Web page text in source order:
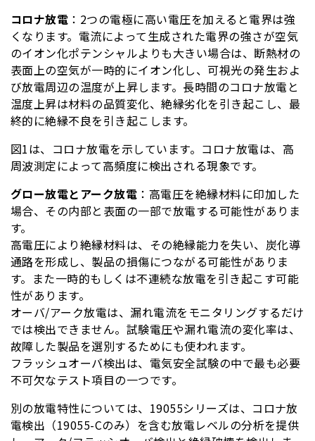
コロナ放電 ：2つの電極に高い電圧を加えると電界は強
くなります。電流によって生成された電界の強さが空気
のイオン化ポテンシャルよりも大きい場合は、断熱材の
表面上の空気が一時的にイオン化し、可視光の発生およ
び放電周辺の温度が上昇します。長時間のコロナ放電と
温度上昇は材料の品質変化、絶縁劣化を引き起こし、最
終的に絶縁不良を引き起こします。
図1は、コロナ放電を示しています。コロナ放電は、高
周波測定によって高頻度に検出される現象です。
グロー放電とアーク放電 ：高電圧を絶縁材料に印加した
場合、その内部と表面の一部で放電する可能性がありま
す。
高電圧により絶縁材料は、その絶縁能力を失い、炭化導
通路を形成し、製品の損傷につながる可能性がありま
す。また一時的もしくは不連続な放電を引き起こす可能
性があります。
オーバ/アーク放電は、漏れ電流をモニタリングするだけ
では検出できません。試験電圧や漏れ電流の変化率は、
故障した製品を選別するためにも使われます。
フラッシュオーバ検出は、電気安全試験の中で最も必要
不可欠なテスト項目の一つです。
別の放電特性については、19055シリーズは、コロナ放
電検出（19055-Cのみ）を含む放電レベルの分析を提供